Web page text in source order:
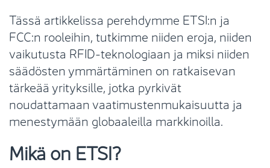
Tässä artikkelissa perehdymme ETSI:n ja
FCC:n rooleihin, tutkimme niiden eroja, niiden
vaikutusta RFID-teknologiaan ja miksi niiden
säädösten ymmärtäminen on ratkaisevan
tärkeää yrityksille, jotka pyrkivät
noudattamaan vaatimustenmukaisuutta ja
menestymään globaaleilla markkinoilla.
Mikä on ETSI?